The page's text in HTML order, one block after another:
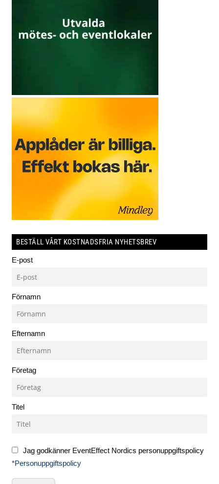
BESTÄLL VÅRT KOSTNADSFRIA NYHETSBREV
E-post
Förnamn
Efternamn
Företag
Titel
Jag godkänner EventEffect Nordics personuppgiftspolicy
*Personuppgiftspolicy